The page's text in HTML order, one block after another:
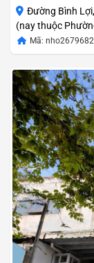
Đường Bình
(nay thuộc
Mã: